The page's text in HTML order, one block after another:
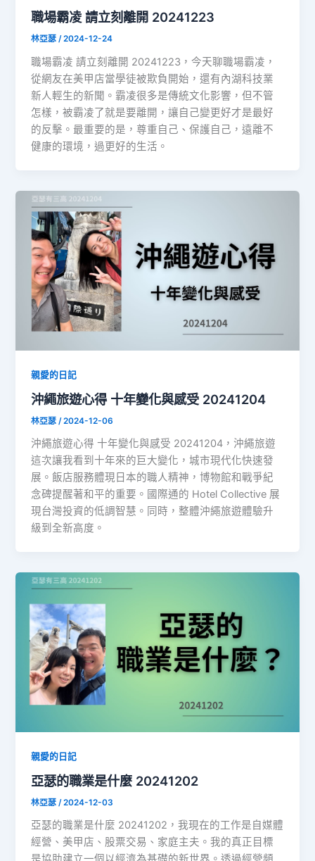
職場霸凌 請立刻離開 20241223
林亞瑟/2024-12-24
職場霸凌 請立刻離開 20241223，今天聊職場霸凌，
從網友在美甲店當學徒被欺負開始，還有內湖科技業
新人輕生的新聞。霸凌很多是傳統文化影響，但不管
怎樣，被霸凌了就是要離開，讓自己變更好才是最好
的反擊。最重要的是，尊重自己、保護自己，遠離不
健康的環境，過更好的生活。
親愛的日記
沖繩旅遊心得 十年變化與感受 20241204
林亞瑟 /2024-12-06
沖繩旅遊心得 十年變化與感受 20241204，沖繩旅遊
這次讓我看到十年來的巨大變化，城市現代化快速發
展。飯店服務體現日本的職人精神，博物館和戰爭紀
念碑提醒著和平的重要。國際通的 Hotel Collective 展
現台灣投資的低調智慧。同時，整體沖繩旅遊體驗升
級到全新高度。
親愛的日記
亞瑟的職業是什麼 20241202
林亞瑟 /2024-12-03
亞瑟的職業是什麼 20241202，我現在的工作是自媒體
經營、美甲店、股票交易、家庭主夫。我的真正目標